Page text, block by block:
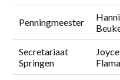
Penningmeester
Secretariaat
Springen
Joyce